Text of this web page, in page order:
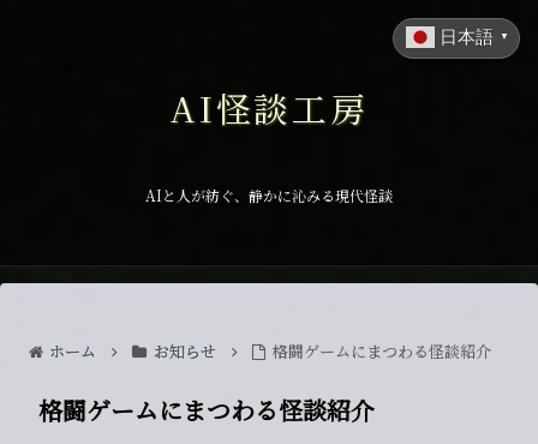
AI怪談工房
AIと人が紡ぐ、静かに沁みる現代怪談
ホーム お知らせ 格闘ゲームにまつわる怪談紹介
格闘ゲームにまつわる怪談紹介
日本語 ▼